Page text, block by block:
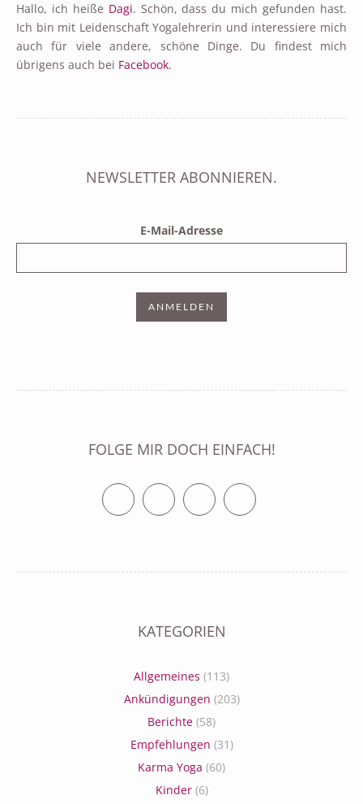
Hallo, ich heiße Dagi. Schön, dass du mich gefunden hast.
Ich bin mit Leidenschaft Yogalehrerin und interessiere mich
auch für viele andere, schöne Dinge. Du findest mich
übrigens auch bei Facebook.
NEWSLETTER ABONNIEREN.
E-Mail-Adresse
FOLGE MIR DOCH EINFACH!
TwitterFacebookVimeo RSS Feed
KATEGORIEN
Allgemeines (113)
Ankündigungen (203)
Berichte (58)
Empfehlungen (31)
Karma Yoga (60)
Kinder(6)